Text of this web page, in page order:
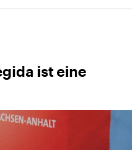
ist eine